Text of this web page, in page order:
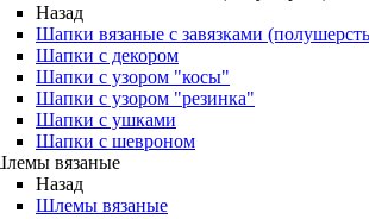
Назад
Шапки вязаные с завязками
Шапки с декором
Шапки с узором "косы"
Шапки с узором "резинка"
Шапки с ушками
Шапки с шевроном
вязаные
Назад
Шлемы вязаные